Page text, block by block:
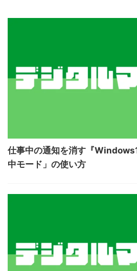
仕事中の通知を消す『
中モード」の使い方